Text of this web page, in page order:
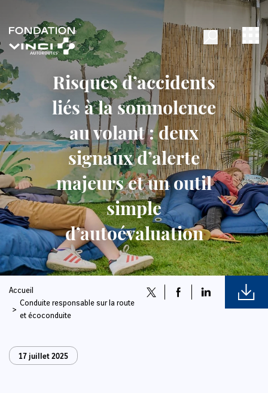
Risques d’accidents
liés à la somnolence
au volant : deux
signaux d’alerte
majeurs et un outil
simple
d’autoévaluation
Accueil
Conduite responsable sur la route
et écoconduite
17 juillet 2025